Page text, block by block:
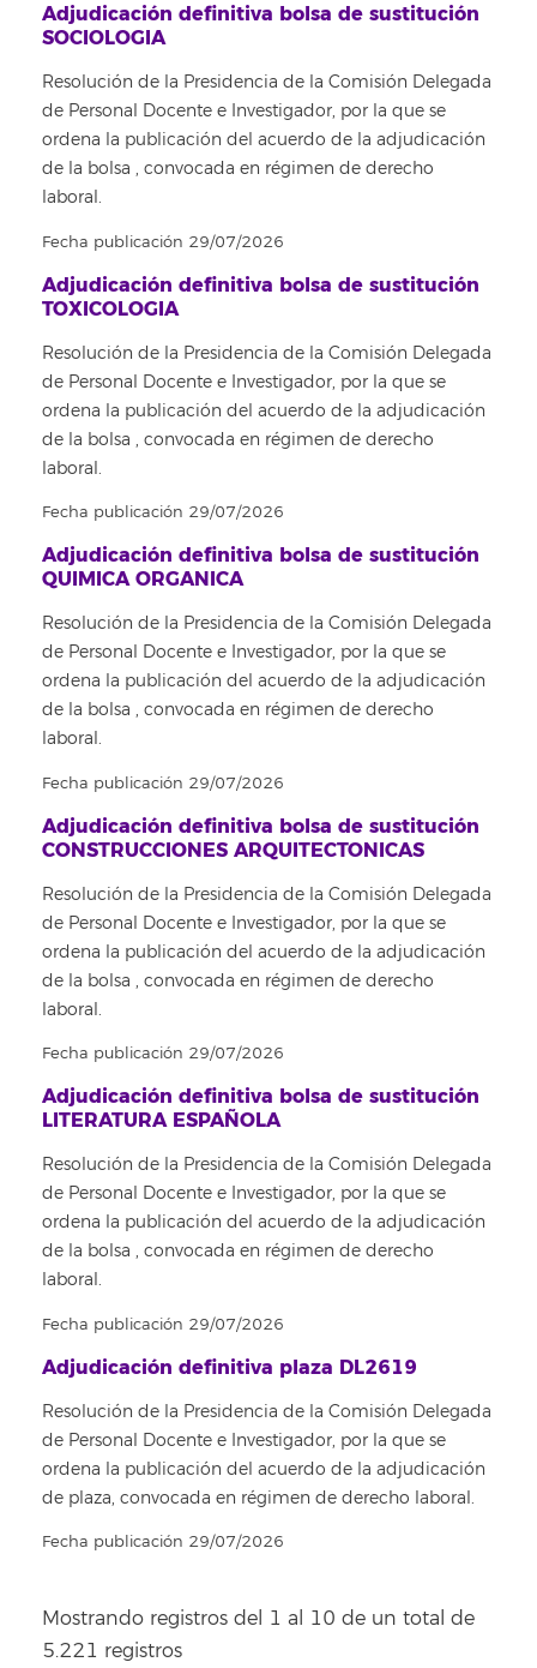
Adjudicación definitiva bolsa de sustitución
SOCIOLOGIA
Resolución de la Presidencia de la Comisión Delegada
de Personal Docente e Investigador, por la que se
ordena la publicación del acuerdo de la adjudicación
de la bolsa , convocada en régimen de derecho
laboral.
Fecha publicación 29/07/2026
Adjudicación definitiva bolsa de sustitución
TOXICOLOGIA
Resolución de la Presidencia de la Comisión Delegada
de Personal Docente e Investigador, por la que se
ordena la publicación del acuerdo de la adjudicación
de la bolsa , convocada en régimen de derecho
laboral.
Fecha publicación 29/07/2026
Adjudicación definitiva bolsa de sustitución
QUIMICA ORGANICA
Resolución de la Presidencia de la Comisión Delegada
de Personal Docente e Investigador, por la que se
ordena la publicación del acuerdo de la adjudicación
de la bolsa , convocada en régimen de derecho
laboral.
Fecha publicación 29/07/2026
Adjudicación definitiva bolsa de sustitución
CONSTRUCCIONES ARQUITECTONICAS
Resolución de la Presidencia de la Comisión Delegada
de Personal Docente e Investigador, por la que se
ordena la publicación del acuerdo de la adjudicación
de la bolsa , convocada en régimen de derecho
laboral.
Fecha publicación 29/07/2026
Adjudicación definitiva bolsa de sustitución
LITERATURA ESPAÑOLA
Resolución de la Presidencia de la Comisión Delegada
de Personal Docente e Investigador, por la que se
ordena la publicación del acuerdo de la adjudicación
de la bolsa , convocada en régimen de derecho
laboral.
Fecha publicación 29/07/2026
Adjudicación definitiva plaza DL2619
Resolución de la Presidencia de la Comisión Delegada
de Personal Docente e Investigador, por la que se
ordena la publicación del acuerdo de la adjudicación
de plaza, convocada en régimen de derecho laboral.
Fecha publicación 29/07/2026
Mostrando registros del 1 al 10 de un total de
5.221 registros